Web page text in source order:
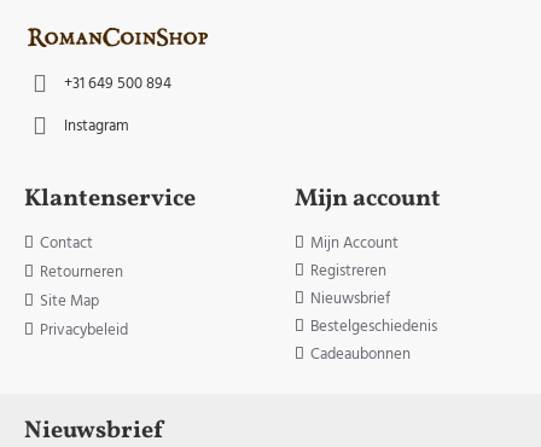
+31 649 500 894
Instagram
Klantenservice
Contact
Retourneren
Site Map
Privacybeleid
Mijn account
Mijn Account
Registreren
Nieuwsbrief
Bestelgeschiedenis
Cadeaubonnen
Nieuwsbrief